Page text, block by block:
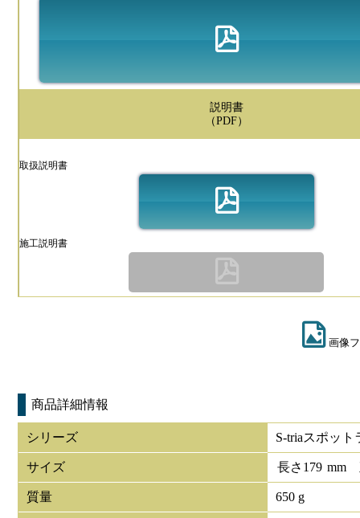
説明書
（PDF）
取扱説明書
施工説明書
画像
商品詳細情報
シリーズ S-triaスポット
サイズ 長さ 179 mm
質量 650 g